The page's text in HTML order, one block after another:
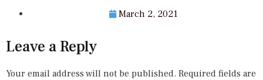
March 2, 2021
Leave a Reply
Your email address will not be published. Required fields are